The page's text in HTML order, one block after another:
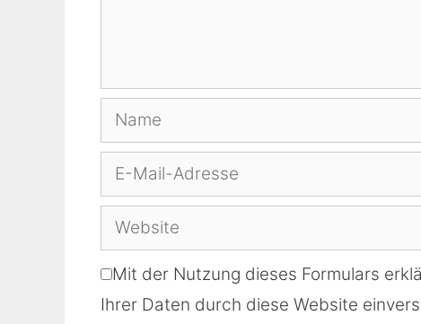
Name
E-
Mail-
Adresse
Website
Mit der Nutzung dieses Formulars
Ihrer Daten durch diese Website